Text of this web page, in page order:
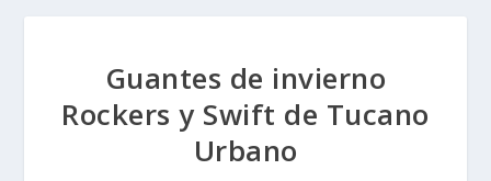
Guantes de invierno
Rockers y Swift de Tucano
Urbano